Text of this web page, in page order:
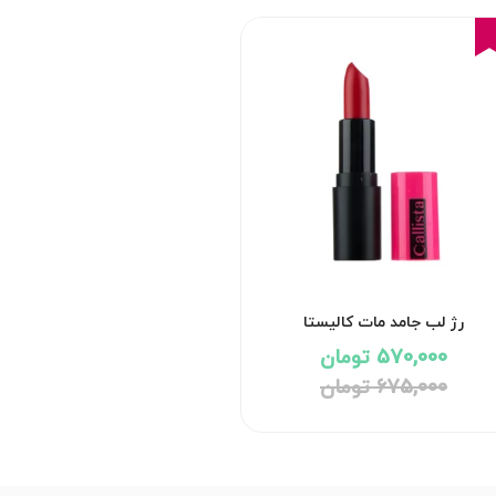
رژ لب جامد مات کالیستا
570,000 تومان
675,000 تومان